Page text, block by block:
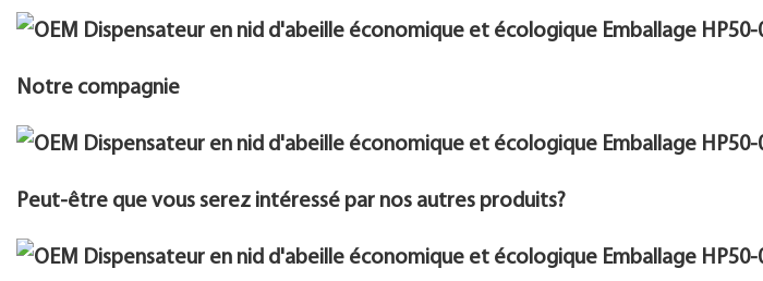
Notre compagnie
Peut-être que vous serez intéressé par nos autres produits?